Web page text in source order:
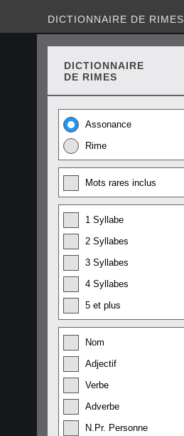
DICTIONNAIRE DE RIMES
DICTIONNAIRE
DE RIMES
Assonance
Rime
Mots rares inclus
1 Syllabe
2 Syllabes
3 Syllabes
4 Syllabes
5 et plus
Nom
Adjectif
Verbe
Adverbe
N.Pr. Personne